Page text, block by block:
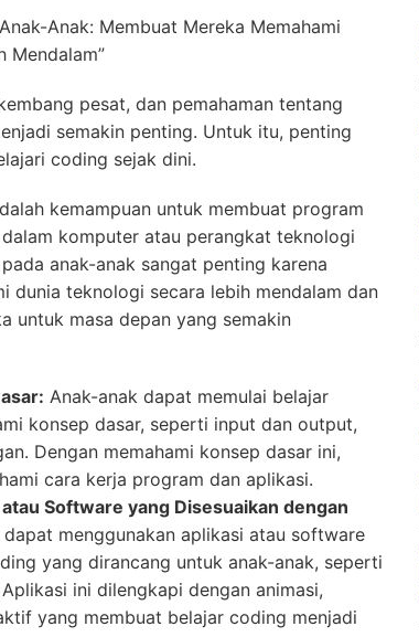
Anak: Membuat Mereka Memahami
Mendalam”
pesat, dan pemahaman tentang
semakin penting. Untuk itu, penting
coding sejak dini.
kemampuan untuk membuat program
komputer atau perangkat teknologi
anak-anak sangat penting karena
dunia teknologi secara lebih mendalam dan
untuk masa depan yang semakin
Anak-anak dapat memulai belajar
konsep dasar, seperti input dan output,
Dengan memahami konsep dasar ini,
cara kerja program dan aplikasi.
Software yang Disesuaikan dengan
dapat menggunakan aplikasi atau software
yang dirancang untuk anak-anak, seperti
ini dilengkapi dengan animasi,
yang membuat belajar coding menjadi